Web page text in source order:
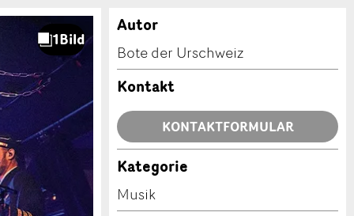
Autor
Bote der Urschweiz
Kontakt
KONTAKTFORMULAR
Kategorie
Musik